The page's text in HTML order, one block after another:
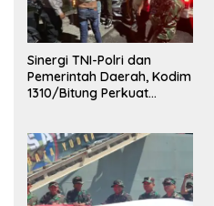
Sinergi TNI-Polri dan
Pemerintah Daerah, Kodim
1310/Bitung Perkuat